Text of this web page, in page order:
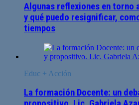
Algunas reflexiones en torno
y qué puedo resignificar,
tiempos
Educ + Acción
La formación Docente: un